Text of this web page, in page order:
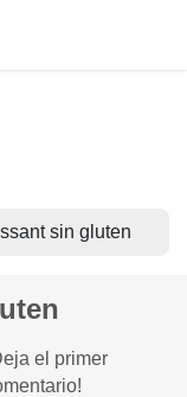
sin gluten
el primer